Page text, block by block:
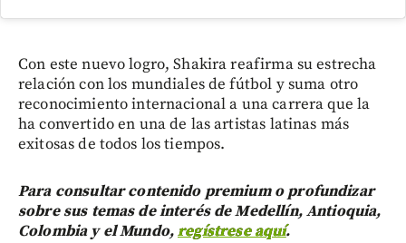
Con este nuevo logro, Shakira reafirma su estrecha
relación con los mundiales de fútbol y suma otro
reconocimiento internacional a una carrera que la
ha convertido en una de las artistas latinas más
exitosas de todos los tiempos.
Para consultar contenido premium o profundizar
sobre sus temas de interés de Medellín, Antioquia,
Colombia y el Mundo,regístrese aquí.